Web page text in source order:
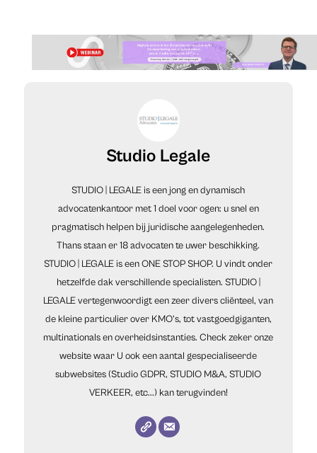
Studio Legale
STUDIO | LEGALE is een jong en dynamisch
advocatenkantoor met 1 doel voor ogen: u snel en
pragmatisch helpen bij juridische aangelegenheden.
Thans staan er 18 advocaten te uwer beschikking.
STUDIO | LEGALE is een ONE STOP SHOP. U vindt onder
hetzelfde dak verschillende specialisten. STUDIO |
LEGALE vertegenwoordigt een zeer divers cliënteel, van
de kleine particulier over KMO’s, tot vastgoedgiganten,
multinationals en overheidsinstanties. Check zeker onze
website waar U ook een aantal gespecialiseerde
subwebsites (Studio GDPR, STUDIO M&A, STUDIO
VERKEER, etc...) kan terugvinden!